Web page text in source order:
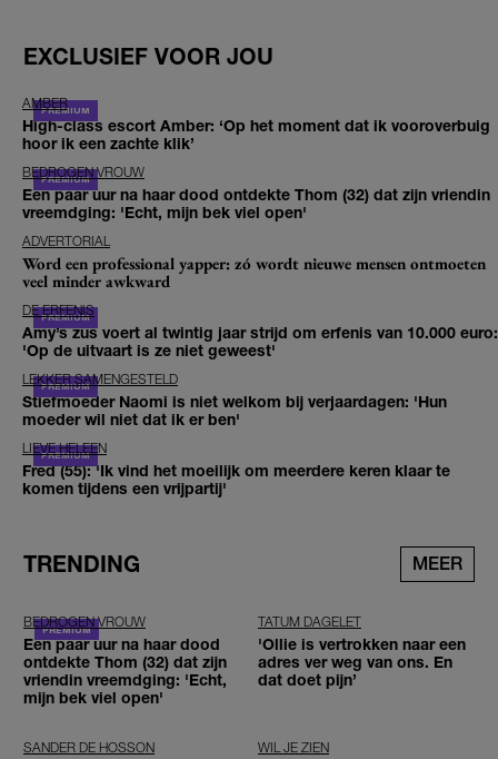
EXCLUSIEF VOOR JOU
AMBER
High-class escort Amber: ‘Op het moment dat ik vooroverbuig
hoor ik een zachte klik’
BEDROGEN VROUW
Een paar uur na haar dood ontdekte Thom (32) dat zijn vriendin
vreemdging: 'Echt, mijn bek viel open'
ADVERTORIAL
Word een professional yapper: zó wordt nieuwe mensen ontmoeten
veel minder awkward
DE ERFENIS
Amy’s zus voert al twintig jaar strijd om erfenis van 10.000 euro:
'Op de uitvaart is ze niet geweest'
LEKKER SAMENGESTELD
Stiefmoeder Naomi is niet welkom bij verjaardagen: 'Hun
moeder wil niet dat ik er ben'
LIEVE HELEEN
Fred (55): 'Ik vind het moeilijk om meerdere keren klaar te
komen tijdens een vrijpartij'
TRENDING MEER
BEDROGEN VROUW
Een paar uur na haar dood
ontdekte Thom (32) dat zijn
vriendin vreemdging: 'Echt,
mijn bek viel open'
TATUM DAGELET
'Ollie is vertrokken naar een
adres ver weg van ons. En
dat doet pijn’
SANDER DE HOSSON WIL JE ZIEN